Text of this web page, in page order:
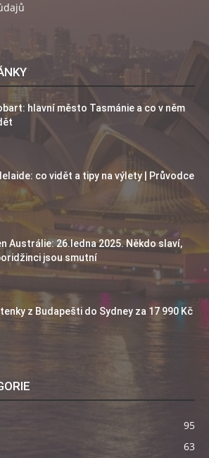
hlavní město Tasmánie a co v něm
co vidět a tipy na výlety | Průvodce
Austrálie: 26.ledna 2025. Někdo slaví,
jsou smutní
z Budapešti do Sydney za 17 990 Kč
95
63